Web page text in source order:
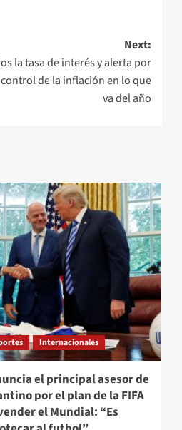
Next:
la tasa de interés y alerta por
de la inflación en lo que
va del año
Internacionales
el principal asesor de
por el plan de la FIFA
el Mundial: “Es